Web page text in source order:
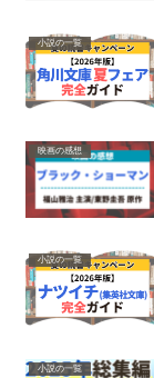
小説の一覧
映画の感想
小説の一覧
小説の一覧